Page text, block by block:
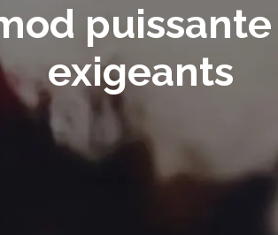
exigeants